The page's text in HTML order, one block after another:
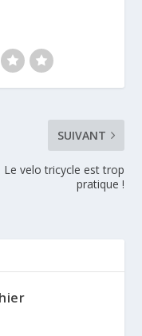
SUIVANT
Le velo tricycle est trop
pratique !